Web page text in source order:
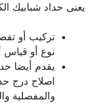
يعنى حداد شبابيك
تركيب أو
نوع أو قياس
يقدم أيضا
اصلاح درج
والمفصلية